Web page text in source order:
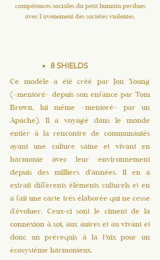
compétences sociales du petit humain perdues
avec l’avènement des sociétés violentes.
8 SHIELDS
Ce modèle a été créé par Jon Young
(«mentoré» depuis son enfance par Tom
Brown, lui même «mentoré» par un
Apache). Il a voyagé dans le monde
entier à la rencontre de communautés
ayant une culture saine et vivant en
harmonie avec leur environnement
depuis des milliers d’années. Il en a
extrait différents éléments culturels et en
a fait une carte très élaborée qui ne cesse
d'évoluer. Ceux-ci sont le ciment de la
connexion à soi, aux autres et au vivant et
donc un prérequis à la Paix pour un
écosystème harmonieux.